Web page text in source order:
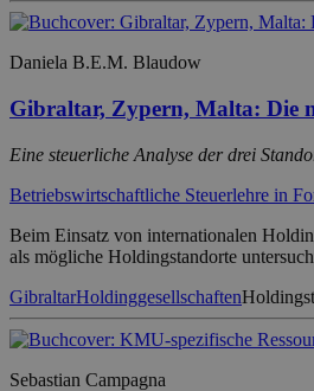
Daniela B.E.M. Blaudow
Gibraltar, Zypern, Malta: Die
Eine steuerliche Analyse der drei
Betriebswirtschaftliche Steuerlehre in
Beim Einsatz von internationalen
als mögliche Holdingstandorte
GibraltarHoldinggesellschaften
Sebastian Campagna